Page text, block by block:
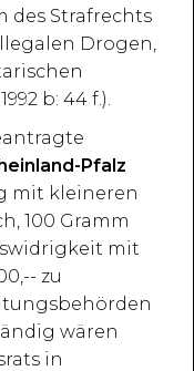
des Strafrechts
Drogen,
b: 44 f.).
Pfalz
mit kleineren
100 Gramm
mit
zu
wären
in